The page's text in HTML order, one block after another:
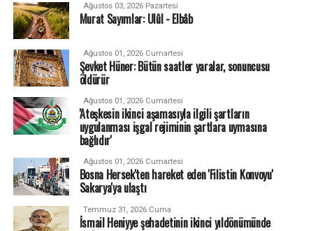
Ağustos 03, 2026 Pazartesi
Murat Sayımlar: Ulûl - Elbâb
Ağustos 01, 2026 Cumartesi
Şevket Hüner: Bütün saatler yaralar, sonuncusu
öldürür
Ağustos 01, 2026 Cumartesi
'Ateşkesin ikinci aşamasıyla ilgili şartların
uygulanması işgal rejiminin şartlara uymasına
bağlıdır'
Ağustos 01, 2026 Cumartesi
Bosna Hersek'ten hareket eden 'Filistin Konvoyu'
Sakarya'ya ulaştı
Temmuz 31, 2026 Cuma
İsmail Heniyye şehadetinin ikinci yıldönümünde